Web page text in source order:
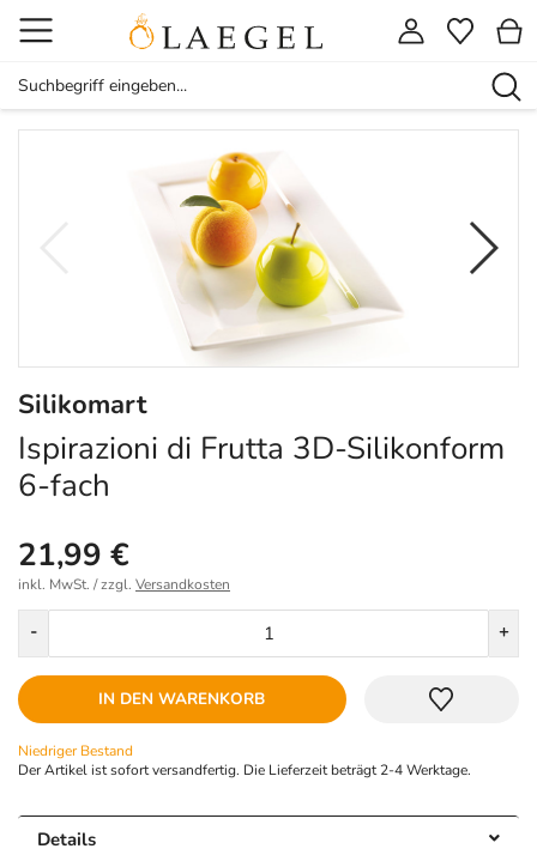
Silikomart
Ispirazioni di Frutta 3D-Silikonform
6-fach
21,99 €
inkl. MwSt. / zzgl. Versandkosten
- +
IN DEN WARENKORB
Niedriger Bestand
Der Artikel ist sofort versandfertig. Die Lieferzeit beträgt 2-4 Werktage.
Details